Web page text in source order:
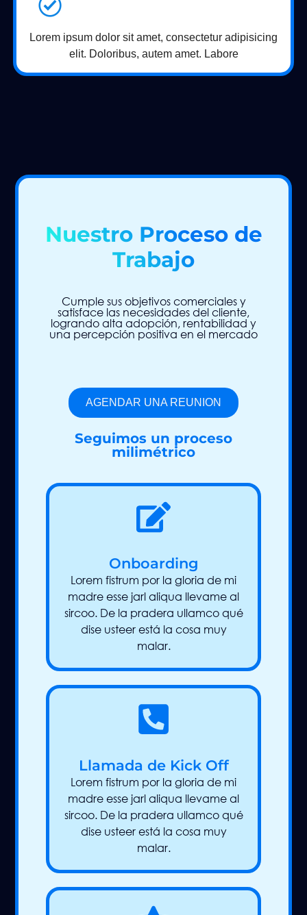
Lorem ipsum dolor sit amet, consectetur adipisicing
elit. Doloribus, autem amet. Labore
Nuestro Proceso de
Trabajo
Cumple sus objetivos comerciales y
satisface las necesidades del cliente,
logrando alta adopción, rentabilidad y
una percepción positiva en el mercado
AGENDAR UNA REUNION
Seguimos un proceso
milimétrico
Onboarding
Lorem fistrum por la gloria de mi
madre esse jarl aliqua llevame al
sircoo. De la pradera ullamco qué
dise usteer está la cosa muy
malar.
Llamada de Kick Off
Lorem fistrum por la gloria de mi
madre esse jarl aliqua llevame al
sircoo. De la pradera ullamco qué
dise usteer está la cosa muy
malar.